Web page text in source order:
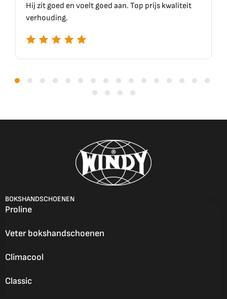
aan. Top prijs kwaliteit
BOKSHANDSCHOENEN
Proline
Veter bokshandschoenen
Climacool
Classic